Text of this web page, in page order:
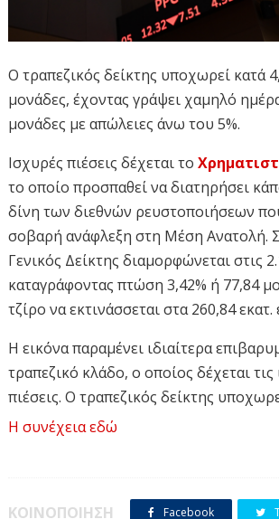
Ο τραπεζικός δείκτης υποχωρεί κατά
μονάδες, έχοντας γράψει χαμηλό
μονάδες με απώλειες άνω του 5%.
Ισχυρές πιέσεις δέχεται το
το οποίο προσπαθεί να διατηρήσει
δίνη των διεθνών ρευστοποιήσεων
σοβαρή ανάφλεξη στη Μέση Ανατολή.
Γενικός Δείκτης διαμορφώνεται στις
καταγράφοντας πτώση 3,42% ή 77,84
τζίρο να εκτινάσσεται στα 260,84
Η εικόνα παραμένει ιδιαίτερα
τραπεζικό κλάδο, ο οποίος δέχεται
πιέσεις. Ο τραπεζικός δείκτης
2.454 μονάδες, έχοντας γράψει χαμηλό
στις 5.639 μονάδες, ενώ αντίστοιχη
Η συνέχεια εδώ
ΚΟΙΝΟΠΟΙΗΣΗ Facebook